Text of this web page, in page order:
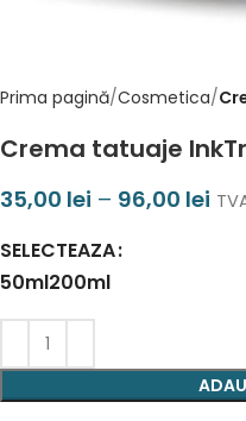
Prima pagină Cosmetica
Crema tatuaje
35,00 lei – 96,00 lei
SELECTEAZA
50ml200ml